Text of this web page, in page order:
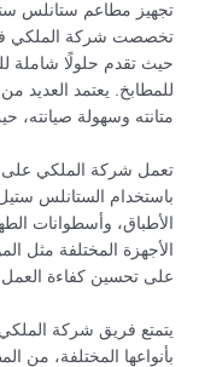
تجهيز مطاعم ستانلس
تخصصت شركة الملكي
حيث تقدم حلولًا شاملة
للمطابخ. يعتمد
متانته وسهولة صيانته،
تعمل شركة الملكي على
باستخدام الستانلس
الأطباق، وأسطوانات
الأجهزة المختلفة مثل
على تحسين كفاءة العمل
يتمتع فريق شركة الملكي
بأنواعها المختلفة، من